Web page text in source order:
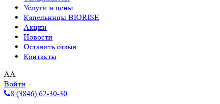
Услуги и цены
Капельницы BIORISE
Акции
Новости
Оставить отзыв
Контакты
AA
Войти
8 (3846) 62-30-30